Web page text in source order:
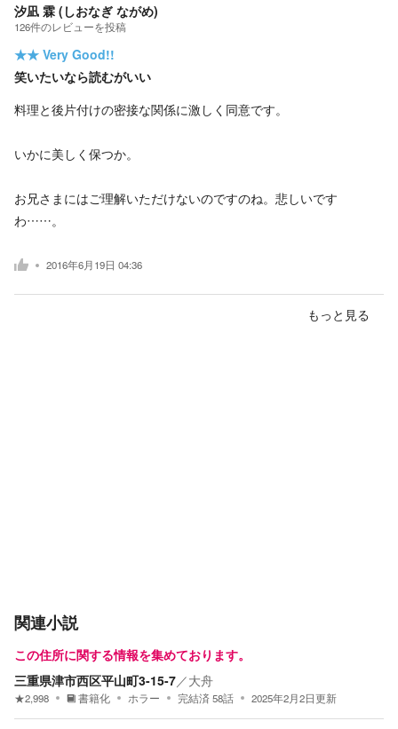
汐凪 霖 (しおなぎ ながめ)
126件のレビューを投稿
★★ Very Good!!
笑いたいなら読むがいい
料理と後片付けの密接な関係に激しく同意です。
いかに美しく保つか。
お兄さまにはご理解いただけないのですのね。悲しいです
わ……。
2016年6月19日 04:36
もっと見る
関連小説
この住所に関する情報を集めております。
三重県津市西区平山町3-15-7／大舟
★2,998 書籍化 ホラー 完結済 58話 2025年2月2日更新